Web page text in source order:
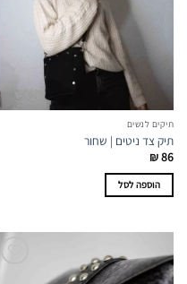
תיקים לנשים
תיק צד ניטים | שחור
₪86
הוספה לסל